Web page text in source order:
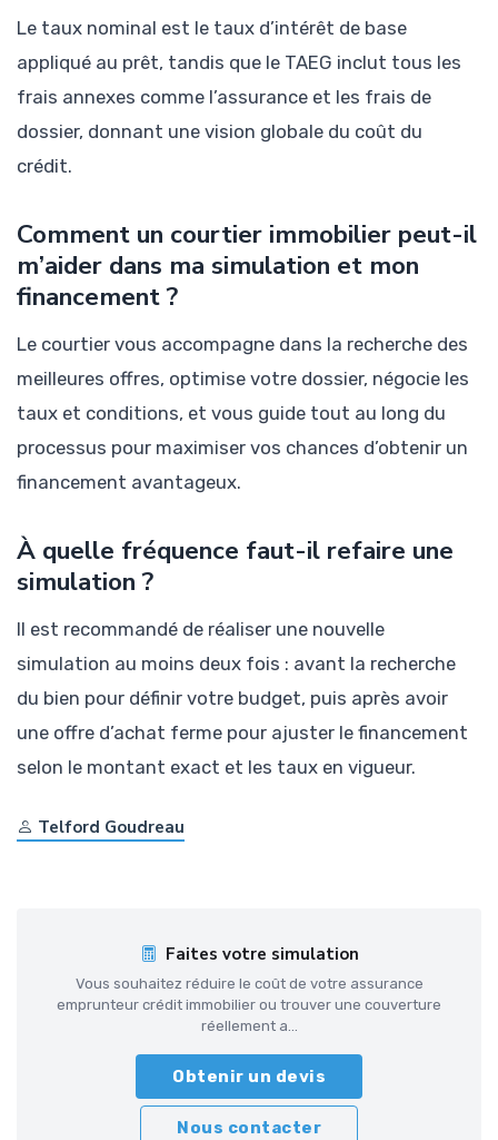
Le taux nominal est le taux d’intérêt de base
appliqué au prêt, tandis que le TAEG inclut tous les
frais annexes comme l’assurance et les frais de
dossier, donnant une vision globale du coût du
crédit.
Comment un courtier immobilier peut-il
m’aider dans ma simulation et mon
financement ?
Le courtier vous accompagne dans la recherche des
meilleures offres, optimise votre dossier, négocie les
taux et conditions, et vous guide tout au long du
processus pour maximiser vos chances d’obtenir un
financement avantageux.
À quelle fréquence faut-il refaire une
simulation ?
Il est recommandé de réaliser une nouvelle
simulation au moins deux fois : avant la recherche
du bien pour définir votre budget, puis après avoir
une offre d’achat ferme pour ajuster le financement
selon le montant exact et les taux en vigueur.
Telford Goudreau
Faites votre simulation
Vous souhaitez réduire le coût de votre assurance
emprunteur crédit immobilier ou trouver une couverture
réellement a...
Obtenir un devis
Nous contacter